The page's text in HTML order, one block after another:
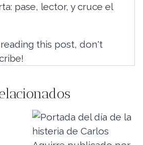
pase, lector, y cruce el
this post, don't